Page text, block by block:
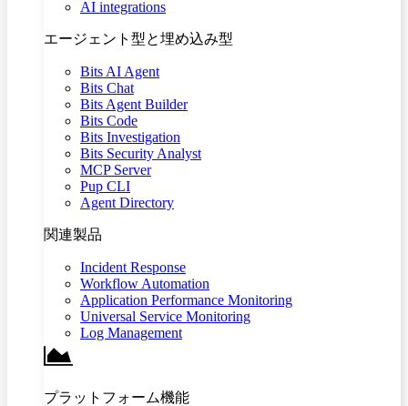
AI integrations
エージェント型と埋め込み型
Bits AI Agent
Bits Chat
Bits Agent Builder
Bits Code
Bits Investigation
Bits Security Analyst
MCP Server
Pup CLI
Agent Directory
関連製品
Incident Response
Workflow Automation
Application Performance Monitoring
Universal Service Monitoring
Log Management
プラットフォーム機能